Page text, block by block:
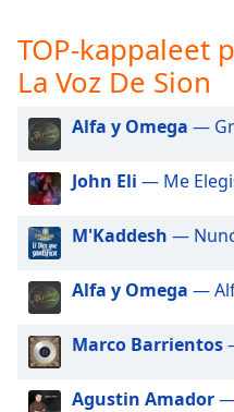
Picture-
in-
Picture
Fullscreen
This
window.
Beginning
dialog
window.
Escape
TOP-kappaleet
La Voz De Sion
Alfa y Omega —
John Eli — Me
M'Kaddesh —
Alfa y Omega —
Marco Barrientos
Agustin Amador—